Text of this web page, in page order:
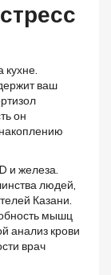
кухне.
ваш
он
и железа.
людей,
Казани.
мышц
анализ крови
врач